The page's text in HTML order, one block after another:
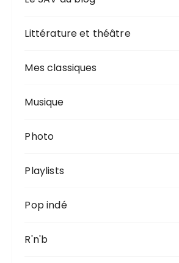
Littérature et théâtre
Mes classiques
Musique
Photo
Playlists
Pop indé
R'n'b